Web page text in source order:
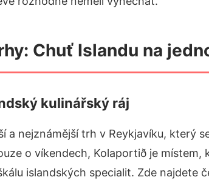
Chuť Islandu na
kulinářský ráj
a nejznámější trh v Reykjavíku, který
o víkendech, Kolaportið je místem,
islandských specialit. Zde najdete